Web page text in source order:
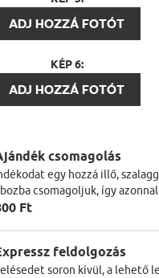
ADJ HOZZÁ FOTÓT
KÉP 6:
ADJ HOZZÁ FOTÓT
csomagolás
egy hozzá illő,
csomagoljuk, így
Ft
feldolgozás
soron kívül, a lehető